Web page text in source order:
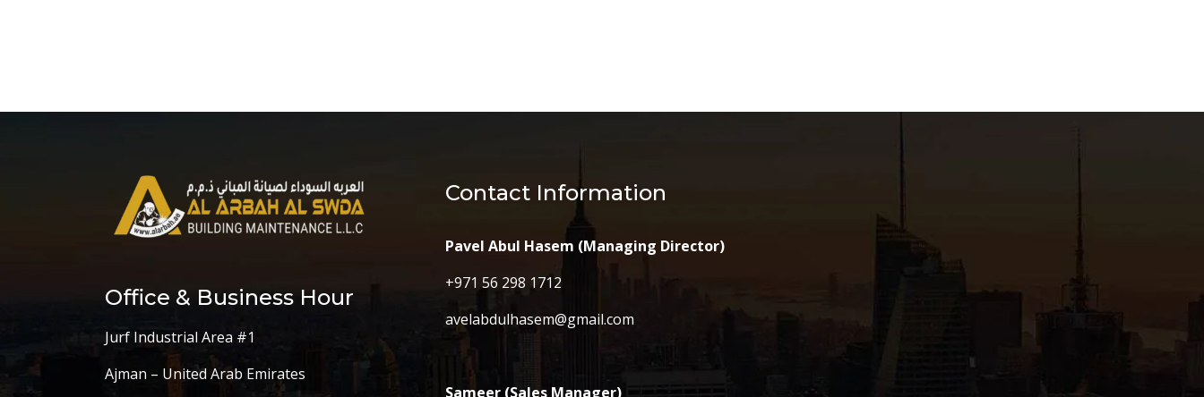
Office & Business Hour
Jurf Industrial Area #1
Ajman – United Arab Emirates
Contact Information
Pavel Abul Hasem (Managing Director)
+971 56 298 1712
avelabdulhasem@gmail.com
Sameer (Sales Manager)